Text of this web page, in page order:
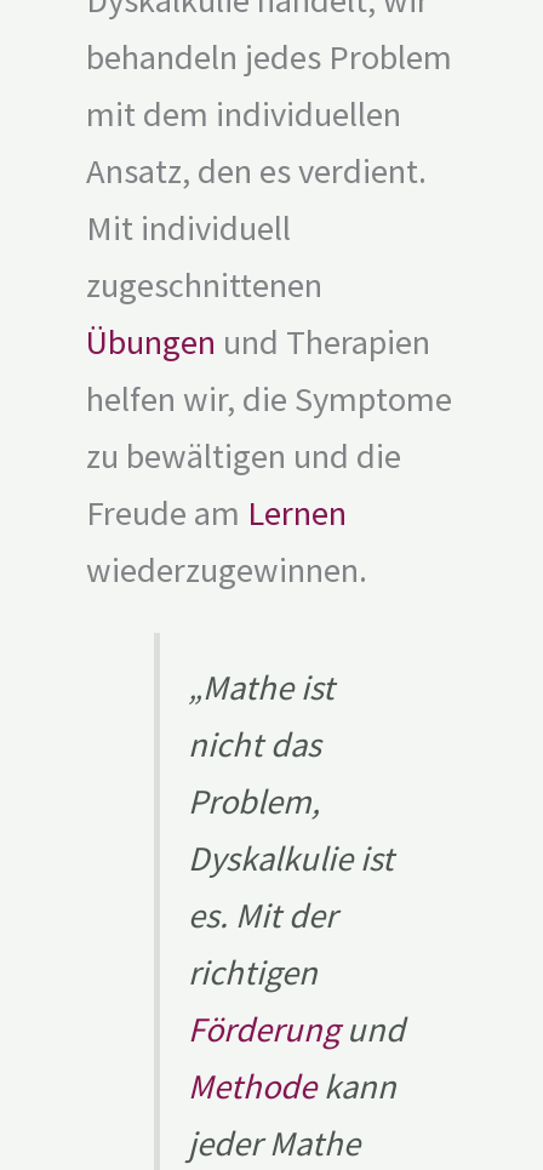
behandeln jedes Problem
mit dem individuellen
Ansatz, den es verdient.
Mit individuell
zugeschnittenen
Übungen und Therapien
helfen wir, die Symptome
zu bewältigen und die
Freude am Lernen
wiederzugewinnen.
„Mathe ist
nicht das
Problem,
Dyskalkulie ist
es. Mit der
richtigen
Förderungund
Methodekann
jeder Mathe